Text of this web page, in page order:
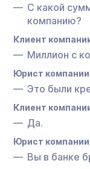
С какой
компанию?
Клиент
Миллион с
Юрист
Это были
Клиент
Да.
Юрист
Вы в банке